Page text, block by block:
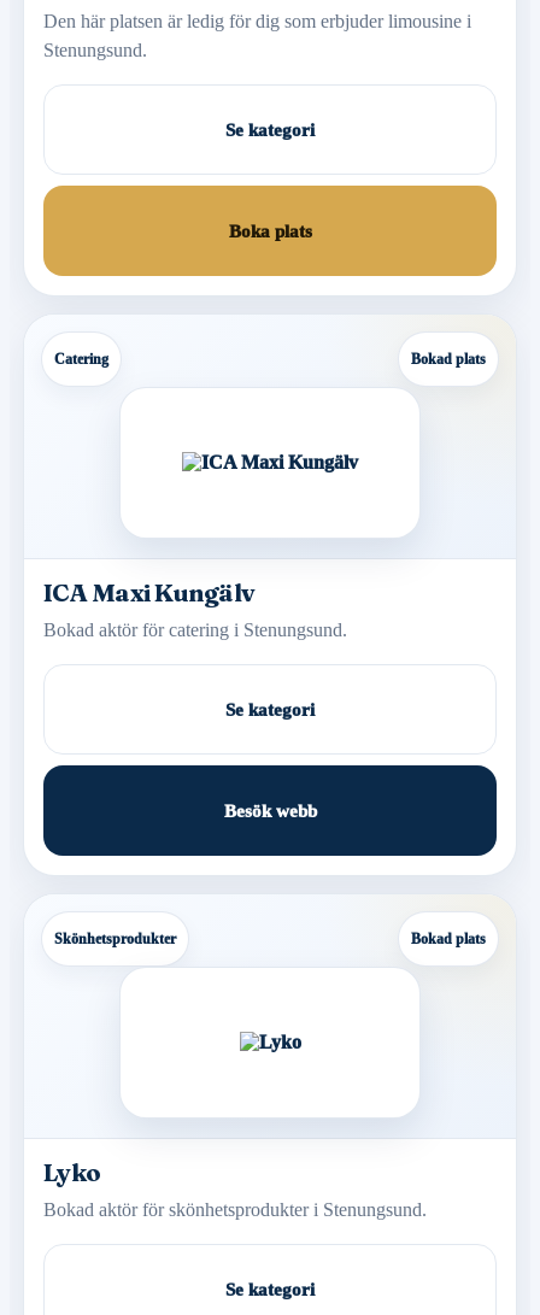
Den här platsen är ledig för dig som erbjuder limousine i
Stenungsund.
Se kategori
Boka plats
Catering Bokad plats
ICA Maxi Kungälv
Bokad aktör för catering i Stenungsund.
Se kategori
Besök webb
Skönhetsprodukter Bokad plats
Lyko
Bokad aktör för skönhetsprodukter i Stenungsund.
Se kategori